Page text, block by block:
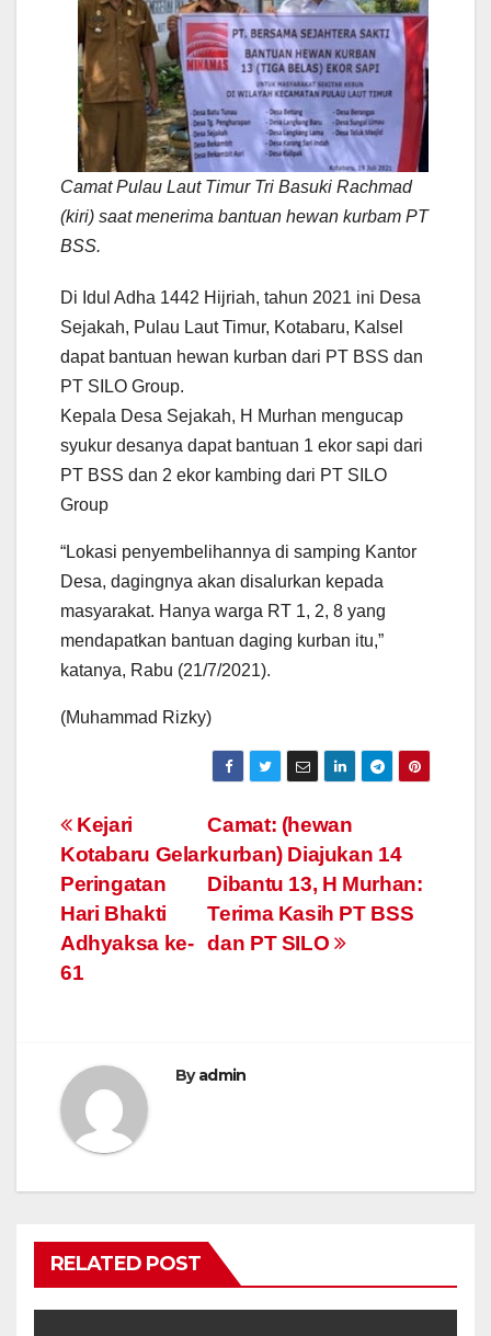
Camat Pulau Laut Timur Tri Basuki Rachmad
(kiri) saat menerima bantuan hewan kurbam PT
BSS.
Di Idul Adha 1442 Hijriah, tahun 2021 ini Desa
Sejakah, Pulau Laut Timur, Kotabaru, Kalsel
dapat bantuan hewan kurban dari PT BSS dan
PT SILO Group.
Kepala Desa Sejakah, H Murhan mengucap
syukur desanya dapat bantuan 1 ekor sapi dari
PT BSS dan 2 ekor kambing dari PT SILO
Group
“Lokasi penyembelihannya di samping Kantor
Desa, dagingnya akan disalurkan kepada
masyarakat. Hanya warga RT 1, 2, 8 yang
mendapatkan bantuan daging kurban itu,”
katanya, Rabu (21/7/2021).
(Muhammad Rizky)
Post
navigation
Camat: (hewan
kurban) Diajukan 14
Dibantu 13, H Murhan:
Terima Kasih PT BSS
dan PT SILO
Kejari
Kotabaru Gelar
Peringatan
Hari Bhakti
Adhyaksa ke-
61
Byadmin
RELATED POST